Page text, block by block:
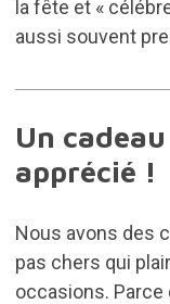
la fête et «
aussi souvent
Un
apprécié !
Nous avons des
pas chers qui
occasions. Parce